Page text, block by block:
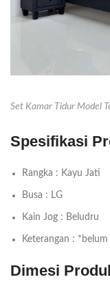
Set Kamar Tidur Model
Spesifikasi
Rangka : Kayu Jati
Busa : LG
Kain Jog : Beludru
Keterangan :
Dimesi